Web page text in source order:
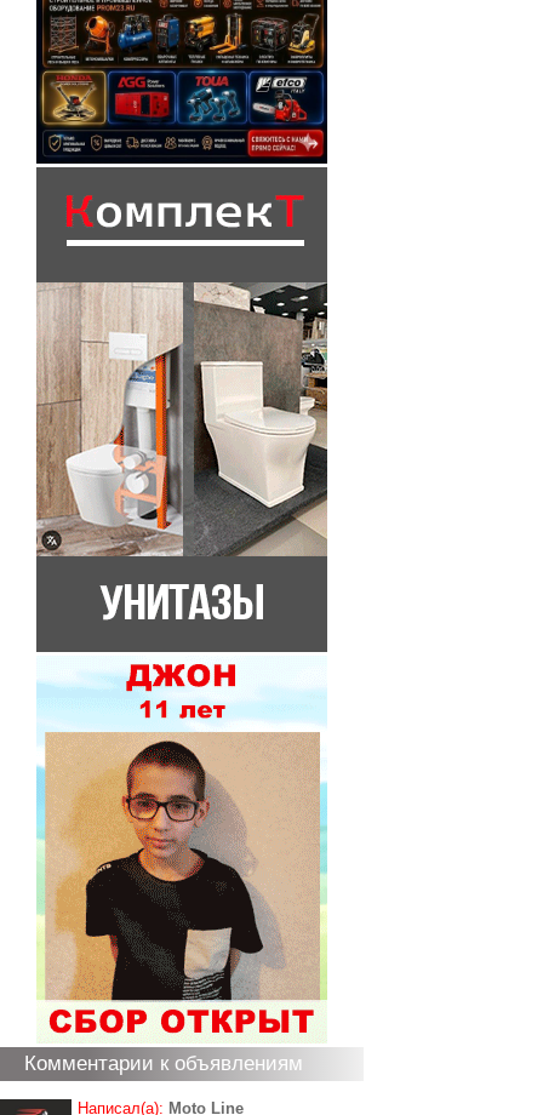
Комментарии к объявлениям
Написал(а): Moto Line